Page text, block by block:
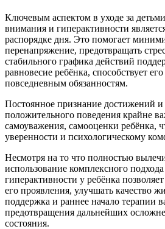
Ключевым аспектом в уходе за
внимания и гиперактивности
распорядке дня. Это помогает
перенапряжение, предотвращать
стабильного графика действий
равновесие ребёнка, способствует
повседневным обязанностям.
Постоянное признание достижений
положительного поведения крайне
самоуважения, самооценки ребёнка,
уверенности и психологическому
Несмотря на то что полностью
использование комплексного
гиперактивности у ребёнка
его проявления, улучшать качество
поддержка и раннее начало терапии
предотвращения дальнейших
состояния.